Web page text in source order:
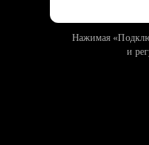
Нажимая
и